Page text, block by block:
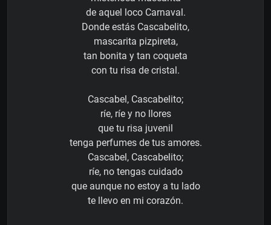
de aquel loco Carnaval.
Donde estás Cascabelito,
mascarita pizpireta,
tan bonita y tan coqueta
con tu risa de cristal.
Cascabel, Cascabelito;
ríe, ríe y no llores
que tu risa juvenil
tenga perfumes de tus amores.
Cascabel, Cascabelito;
ríe, no tengas cuidado
que aunque no estoy a tu lado
te llevo en mi corazón.